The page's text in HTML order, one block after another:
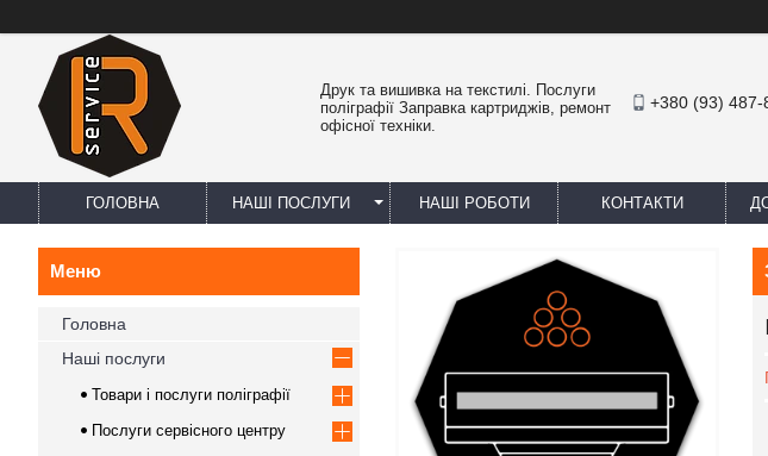
Друк та вишивка на текстилі. Послуги
поліграфії Заправка картриджів, ремонт
офісної техніки.
+380 (93) 487-
ГОЛОВНА НАШІ ПОСЛУГИ НАШІ РОБОТИ КОНТАКТИ
Головна
Наші послуги
Товари і послуги поліграфії
Послуги сервісного центру